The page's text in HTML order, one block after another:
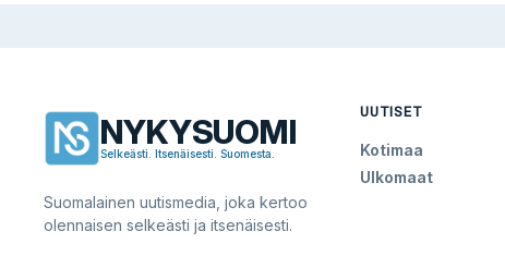
NYKYSUOMI
Selkeästi. Itsenäisesti. Suomesta.
Suomalainen uutismedia, joka kertoo
olennaisen selkeästi ja itsenäisesti.
UUTISET
Kotimaa
Ulkomaat